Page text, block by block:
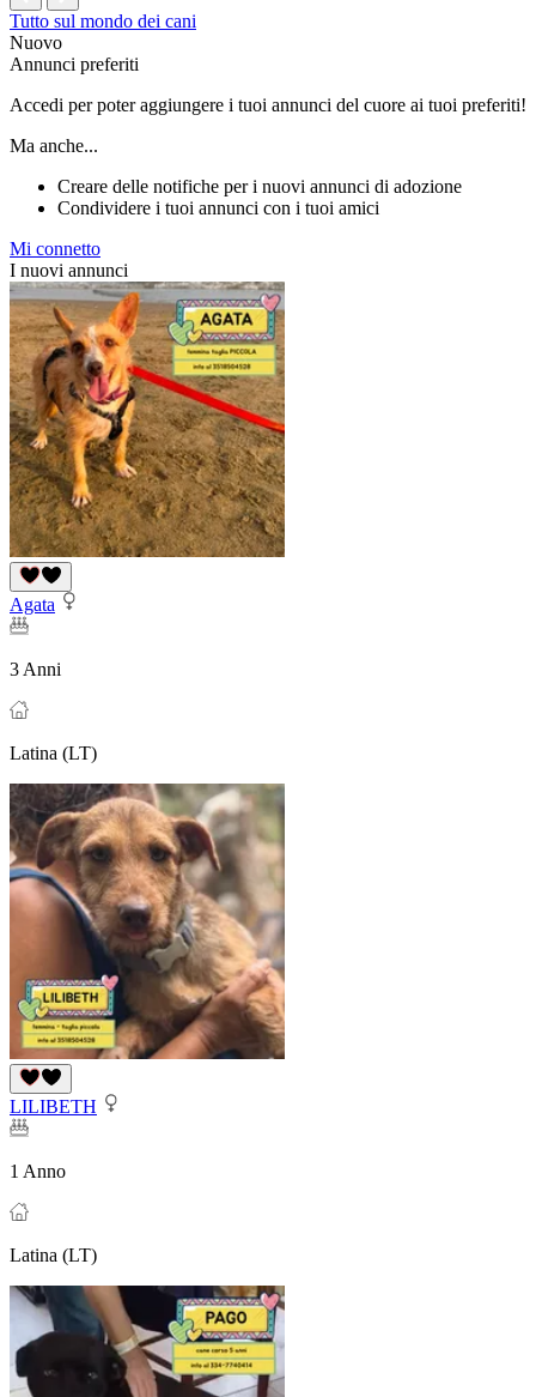
Tutto sul mondo dei cani
Nuovo
Annunci preferiti
Accedi per poter aggiungere i tuoi annunci del cuore ai tuoi preferiti!
Ma anche...
Creare delle notifiche per i nuovi annunci di adozione
Condividere i tuoi annunci con i tuoi amici
Mi connetto
I nuovi annunci
Agata
3 Anni
Latina (LT)
LILIBETH
1 Anno
Latina (LT)